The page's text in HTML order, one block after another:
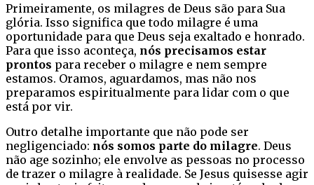
Primeiramente, os milagres de Deus são para Sua
glória. Isso significa que todo milagre é uma
oportunidade para que Deus seja exaltado e honrado.
Para que isso aconteça, nós precisamos estar
prontos para receber o milagre e nem sempre
estamos. Oramos, aguardamos, mas não nos
preparamos espiritualmente para lidar com o que
está por vir.
Outro detalhe importante que não pode ser
negligenciado: nós somos parte do milagre. Deus
não age sozinho; ele envolve as pessoas no processo
de trazer o milagre à realidade. Se Jesus quisesse agir